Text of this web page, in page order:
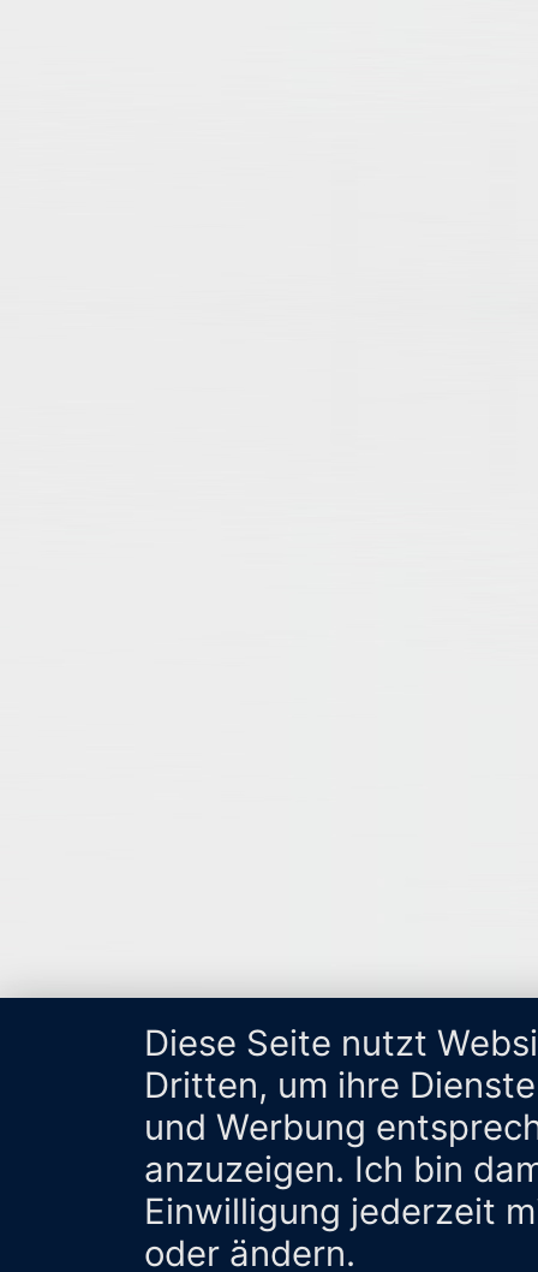
Diese Seite nutzt
Dritten, um ihre
und Werbung
anzuzeigen. Ich bin
Einwilligung jederzeit
oder ändern.